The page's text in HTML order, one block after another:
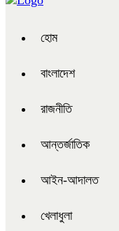
হোম
বাংলাদেশ
রাজনীতি
আন্তর্জাতিক
আইন-আদালত
খেলাধুলা